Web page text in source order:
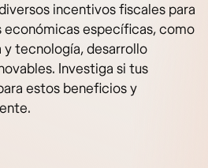
incentivos fiscales para
específicas, como
y tecnología, desarrollo
Investiga si tus
estos beneficios y